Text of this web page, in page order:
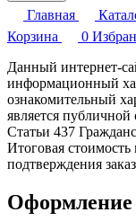
Главная
Корзина
0
Данный интернет-
информационный
ознакомительный
является
Статьи 437
Итоговая стоимость
подтверждения
Оформление